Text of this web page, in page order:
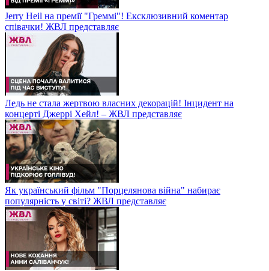
Jerry Heil на премії "Греммі"! Ексклюзивний коментар
співачки! ЖВЛ представляє
Ледь не стала жертвою власних декорацій! Інцидент на
концерті Джеррі Хейл! – ЖВЛ представляє
Як український фільм "Порцелянова війна" набирає
популярність у світі? ЖВЛ представляє